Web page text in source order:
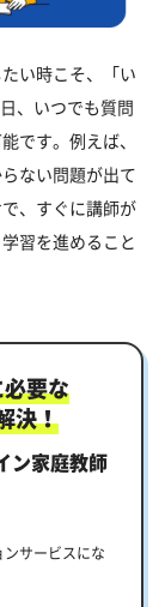
い時こそ、「い
、いつでも質問
です。例えば、
ない問題が出て
、すぐに講師が
習を進めること
要な
決！
ン家庭教師
サービスにな